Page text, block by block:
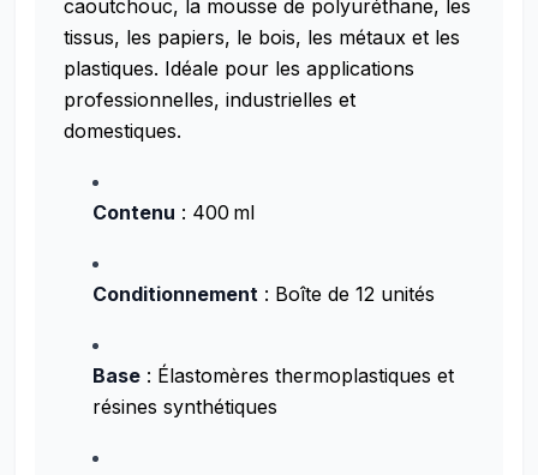
caoutchouc, la mousse de polyuréthane, les
tissus, les papiers, le bois, les métaux et les
plastiques. Idéale pour les applications
professionnelles, industrielles et
domestiques.
Contenu : 400 ml
Conditionnement : Boîte de 12 unités
Base : Élastomères thermoplastiques et
résines synthétiques